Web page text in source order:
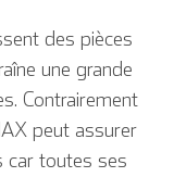
des pièces
une grande
Contrairement
peut assurer
car toutes ses